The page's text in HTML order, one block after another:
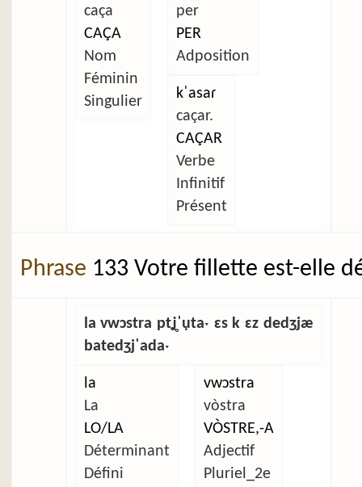
caça
CAÇA
Nom
Féminin
Singulier
per
PER
Adposition
kˈasaɾ
caçar.
CAÇAR
Verbe
Infinitif
Présent
Phrase 133 Votre fillette est-elle
la vwɔstra ptʝ̥ˈụtaˑ ɛs k ɛz dedʒjæ
batedʒjˈadaˑ
la
La
LO/LA
Déterminant
Défini
vwɔstra
vòstra
VÒSTRE,-A
Adjectif
Pluriel_2e